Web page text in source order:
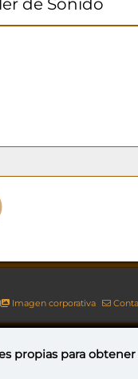
Imagen corporativa
Esta obra está bajo
propiaspara obtener